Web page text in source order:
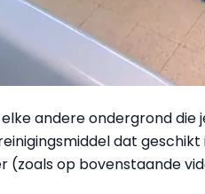
elke andere ondergrond
dat
(zoals op bovenstaande